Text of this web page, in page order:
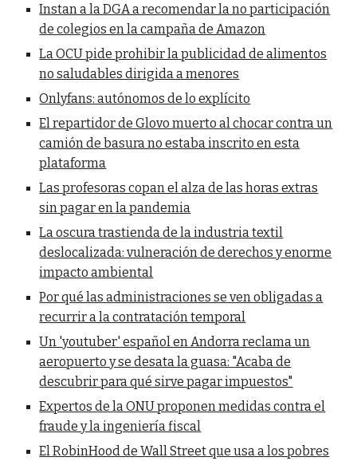
Instan a la DGA a recomendar la no participación
de colegios en la campaña de Amazon
La OCU pide prohibir la publicidad de alimentos
no saludables dirigida a menores
Onlyfans: autónomos de lo explícito
El repartidor de Glovo muerto al chocar contra un
camión de basura no estaba inscrito en esta
plataforma
Las profesoras copan el alza de las horas extras
sin pagar en la pandemia
La oscura trastienda de la industria textil
deslocalizada: vulneración de derechos y enorme
impacto ambiental
Por qué las administraciones se ven obligadas a
recurrir a la contratación temporal
Un 'youtuber' español en Andorra reclama un
aeropuerto y se desata la guasa: "Acaba de
descubrir para qué sirve pagar impuestos"
Expertos de la ONU proponen medidas contra el
fraude y la ingeniería fiscal
El RobinHood de Wall Street que usa a los pobres